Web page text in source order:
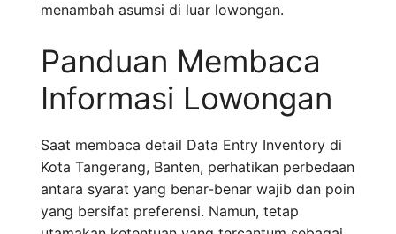
menambah asumsi di luar lowongan.
Panduan Membaca
Informasi Lowongan
Saat membaca detail Data Entry Inventory di
Kota Tangerang, Banten, perhatikan perbedaan
antara syarat yang benar-benar wajib dan poin
yang bersifat preferensi. Namun, tetap